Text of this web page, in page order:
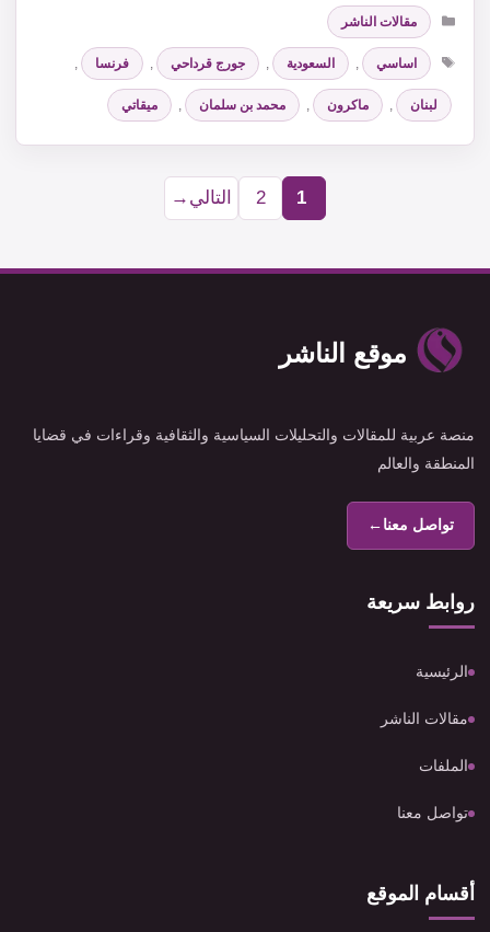
التصنيفات
مقالات الناشر
الوسوم
اساسي , السعودية , جورج قرداحي , فرنسا ,
لبنان , ماكرون , محمد بن سلمان , ميقاتي
Page
1
Page
2 التالي →
موقع الناشر
منصة عربية للمقالات والتحليلات السياسية والثقافية وقراءات في قضايا
المنطقة والعالم
تواصل معنا←
روابط سريعة
الرئيسية
مقالات الناشر
الملفات
تواصل معنا
أقسام الموقع